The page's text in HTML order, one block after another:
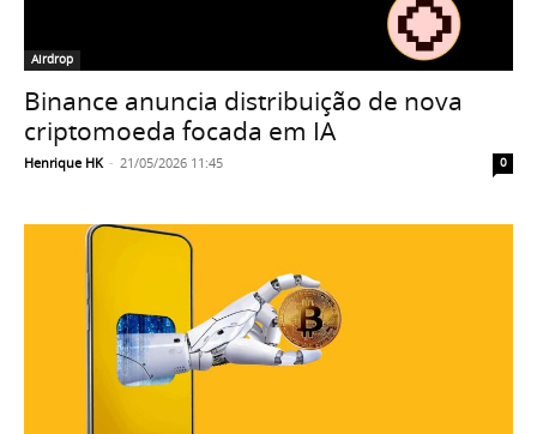
Airdrop
Binance anuncia distribuição de nova
criptomoeda focada em IA
Henrique HK - 21/05/2026 11:45 0